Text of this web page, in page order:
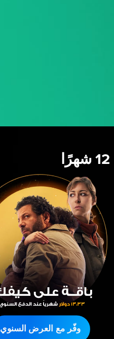
وفّر مع العرض السنوي